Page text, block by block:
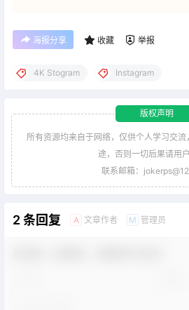
海报分享 收藏 举报
4K Stogram Instagram
版权声明
所有资源均来自于网络，仅供个人学习交
途，否则一切后果请用户
联系邮箱：
2 条回复 A 文章作者 M 管理员